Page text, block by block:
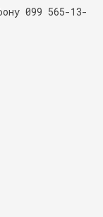
099 565-13-